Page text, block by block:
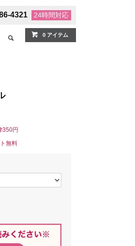
4321 24時間対応
0 アイテム
350円
無料